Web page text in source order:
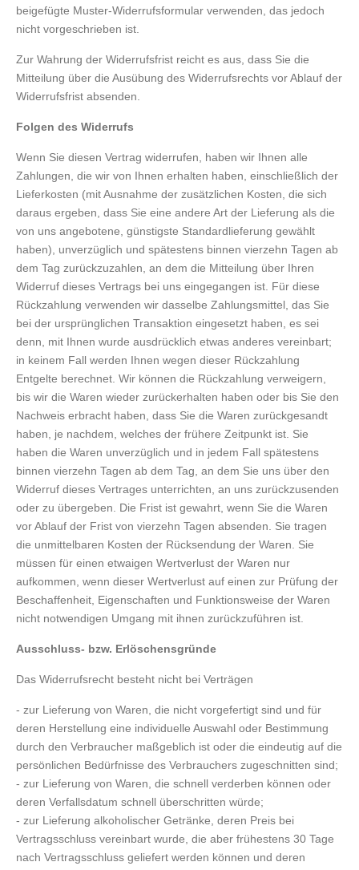
beigefügte Muster-Widerrufsformular verwenden, das jedoch
nicht vorgeschrieben ist.
Zur Wahrung der Widerrufsfrist reicht es aus, dass Sie die
Mitteilung über die Ausübung des Widerrufsrechts vor Ablauf der
Widerrufsfrist absenden.
Folgen des Widerrufs
Wenn Sie diesen Vertrag widerrufen, haben wir Ihnen alle
Zahlungen, die wir von Ihnen erhalten haben, einschließlich der
Lieferkosten (mit Ausnahme der zusätzlichen Kosten, die sich
daraus ergeben, dass Sie eine andere Art der Lieferung als die
von uns angebotene, günstigste Standardlieferung gewählt
haben), unverzüglich und spätestens binnen vierzehn Tagen ab
dem Tag zurückzuzahlen, an dem die Mitteilung über Ihren
Widerruf dieses Vertrags bei uns eingegangen ist. Für diese
Rückzahlung verwenden wir dasselbe Zahlungsmittel, das Sie
bei der ursprünglichen Transaktion eingesetzt haben, es sei
denn, mit Ihnen wurde ausdrücklich etwas anderes vereinbart;
in keinem Fall werden Ihnen wegen dieser Rückzahlung
Entgelte berechnet. Wir können die Rückzahlung verweigern,
bis wir die Waren wieder zurückerhalten haben oder bis Sie den
Nachweis erbracht haben, dass Sie die Waren zurückgesandt
haben, je nachdem, welches der frühere Zeitpunkt ist. Sie
haben die Waren unverzüglich und in jedem Fall spätestens
binnen vierzehn Tagen ab dem Tag, an dem Sie uns über den
Widerruf dieses Vertrages unterrichten, an uns zurückzusenden
oder zu übergeben. Die Frist ist gewahrt, wenn Sie die Waren
vor Ablauf der Frist von vierzehn Tagen absenden. Sie tragen
die unmittelbaren Kosten der Rücksendung der Waren. Sie
müssen für einen etwaigen Wertverlust der Waren nur
aufkommen, wenn dieser Wertverlust auf einen zur Prüfung der
Beschaffenheit, Eigenschaften und Funktionsweise der Waren
nicht notwendigen Umgang mit ihnen zurückzuführen ist.
Ausschluss- bzw. Erlöschensgründe
Das Widerrufsrecht besteht nicht bei Verträgen
- zur Lieferung von Waren, die nicht vorgefertigt sind und für
deren Herstellung eine individuelle Auswahl oder Bestimmung
durch den Verbraucher maßgeblich ist oder die eindeutig auf die
persönlichen Bedürfnisse des Verbrauchers zugeschnitten sind;
- zur Lieferung von Waren, die schnell verderben können oder
deren Verfallsdatum schnell überschritten würde;
- zur Lieferung alkoholischer Getränke, deren Preis bei
Vertragsschluss vereinbart wurde, die aber frühestens 30 Tage
nach Vertragsschluss geliefert werden können und deren